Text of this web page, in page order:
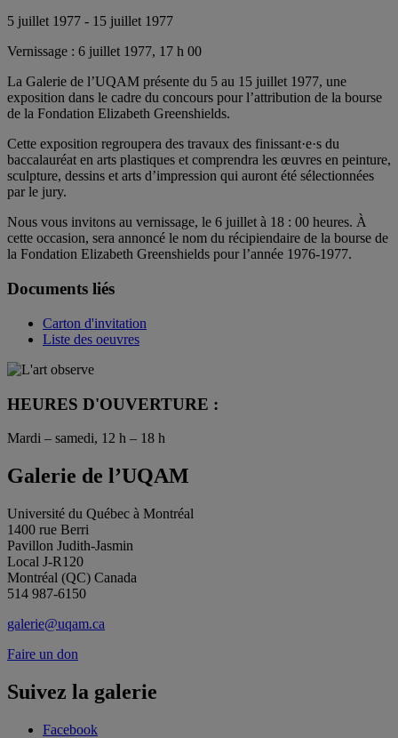
5 juillet 1977 - 15 juillet 1977
Vernissage : 6 juillet 1977, 17 h 00
La Galerie de l’UQAM présente du 5 au 15 juillet 1977, une
exposition dans le cadre du concours pour l’attribution de la bourse
de la Fondation Elizabeth Greenshields.
Cette exposition regroupera des travaux des finissant·e·s du
baccalauréat en arts plastiques et comprendra les œuvres en peinture,
sculpture, dessins et arts d’impression qui auront été sélectionnées
par le jury.
Nous vous invitons au vernissage, le 6 juillet à 18 : 00 heures. À
cette occasion, sera annoncé le nom du récipiendaire de la bourse de
la Fondation Elizabeth Greenshields pour l’année 1976-1977.
Documents liés
Carton d'invitation
Liste des oeuvres
HEURES D'OUVERTURE :
Mardi – samedi, 12 h – 18 h
Galerie de l’UQAM
Université du Québec à Montréal
1400 rue Berri
Pavillon Judith-Jasmin
Local J-R120
Montréal (QC) Canada
514 987-6150
galerie@uqam.ca
Faire un don
Suivez la galerie
Facebook